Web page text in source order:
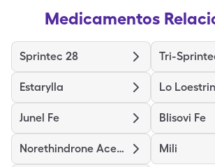
Medicamentos
Sprintec 28 Tri-
Estarylla Lo
Junel Fe Blisovi Fe
Norethindrone Acet-Ethinyl Est Mili